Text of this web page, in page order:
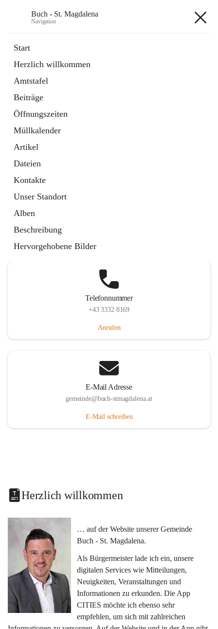
Buch - St. Magdalena
Navigation
Start
Herzlich willkommen
Amtstafel
Beiträge
Öffnungszeiten
Müllkalender
Artikel
Dateien
Kontakte
Unser Standort
Alben
Beschreibung
Hervorgehobene Bilder
11 Schnellzugriffe
Bürgerservice
10 Schnellzugriffe
Telefonnummer
+43 3332 8169
Anrufen
E-Mail Adresse
gemeinde@buch-stmagdalena.at
E-Mail schreiben
Herzlich willkommen
… auf der Website unserer Gemeinde
Buch - St. Magdalena.
Als Bürgermeister lade ich ein, unsere
digitalen Services wie Mitteilungen,
Neuigkeiten, Veranstaltungen und
Informationen zu erkunden. Die App
CITIES möchte ich ebenso sehr
empfehlen, um sich mit zahlreichen